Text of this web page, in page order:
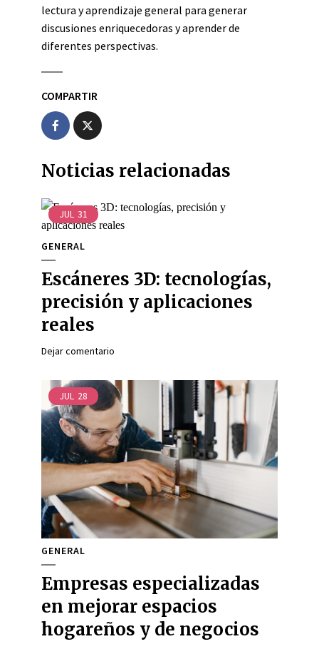
lectura y aprendizaje general para generar
discusiones enriquecedoras y aprender de
diferentes perspectivas.
COMPARTIR
Noticias relacionadas
JUL 31
GENERAL
Escáneres 3D: tecnologías,
precisión y aplicaciones
reales
Dejar comentario
JUL 28
GENERAL
Empresas especializadas
en mejorar espacios
hogareños y de negocios